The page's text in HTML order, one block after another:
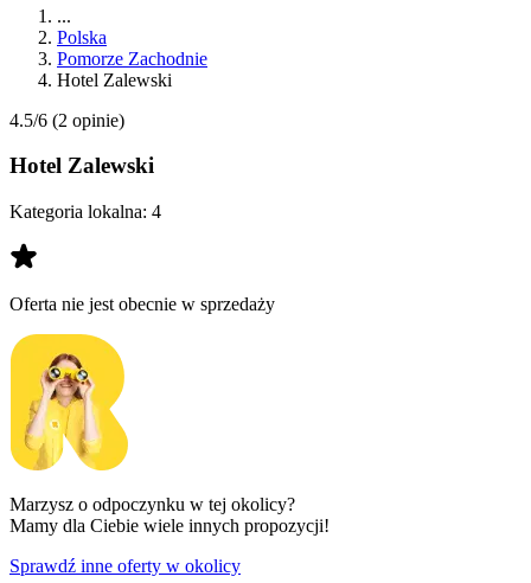
...
Polska
Pomorze Zachodnie
Hotel Zalewski
4.5/6 (2 opinie)
Hotel Zalewski
Kategoria lokalna: 4
Oferta nie jest obecnie w sprzedaży
Marzysz o odpoczynku w tej okolicy?
Mamy dla Ciebie wiele innych propozycji!
Sprawdź inne oferty w okolicy